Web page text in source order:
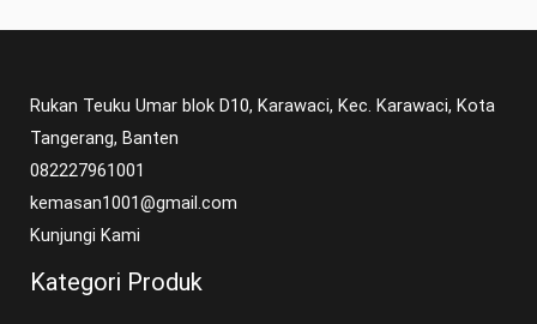
Rukan Teuku Umar blok D10, Karawaci, Kec. Karawaci, Kota
Tangerang, Banten
082227961001
kemasan1001@gmail.com
Kunjungi Kami
Kategori Produk